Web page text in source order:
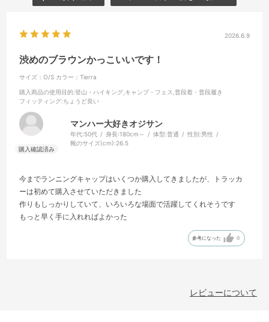
2026.6.9
渋めのブラウンかっこいいです！
サイズ：O/S カラー：Tierra
購入商品の使用目的:登山・ハイキング,キャンプ・フェス,普段着・普段履き
フィッティング:ちょうど良い
マンハー大好きオジサン
年代:50代 身長:180cm～ 体型:普通 性別:男性
靴のサイズ(cm):26.5
今までランニングキャップはいくつか購入してきましたが、トラッカ
ーは初めて購入させていただきました
作りもしっかりしていて、いろいろな場面で活躍してくれそうです
もっと早く手に入れればよかった
参考になった 0
レビューについて